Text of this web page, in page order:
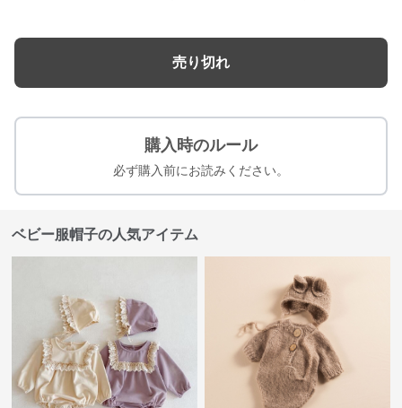
売り切れ
購入時のルール
必ず購入前にお読みください。
ベビー服帽子の人気アイテム